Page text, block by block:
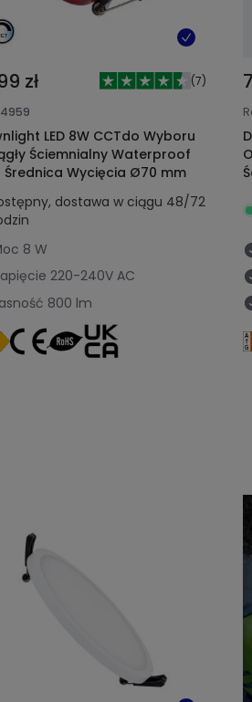
zł (7)
LED 8W CCTdo Wyboru
Ściemnialny Waterproof
Średnica Wycięcia Ø70 mm
dostawa w ciągu 48/72
8 W
220-240V AC
800 lm